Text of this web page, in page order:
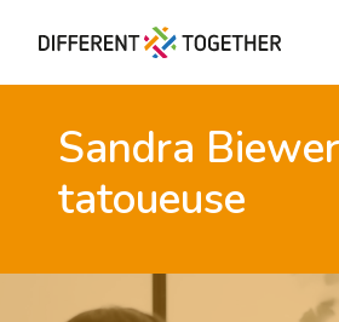
Sandra
tatoueuse